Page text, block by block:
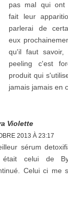
pas mal qui ont
fait leur
parlerai de
eux
qu'il faut savoir,
peeling c'est
produit qui
jamais jamais en
Violette
2013 À 23:17
sérum
était celui de
Celui ci me